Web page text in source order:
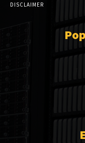
DISCLAIMER